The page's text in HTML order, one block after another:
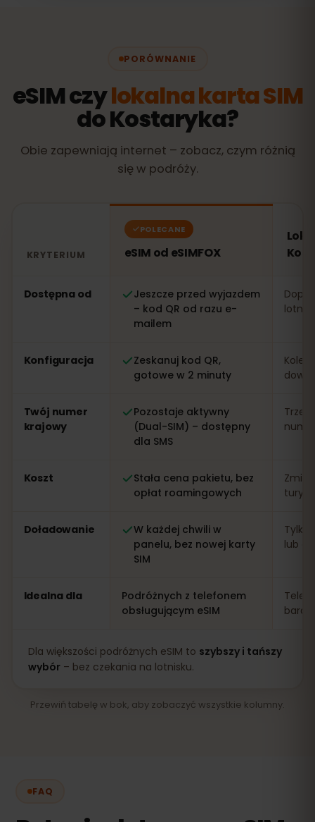
PORÓWNANIE
eSIM czylokalna karta SIM
do Kostaryka?
Obie zapewniają internet – zobacz, czym różnią
się w podróży.
KRYTERIUM
POLECANE
eSIM od eSIMFOX
Dostępna od
Jeszcze przed wyjazdem
– kod QR od razu e-
mailem
Konfiguracja
Zeskanuj kod QR,
gotowe w 2 minuty
Twój numer
krajowy
Pozostaje aktywny
(Dual-SIM) – dostępny
dla SMS
Koszt
Stała cena pakietu, bez
opłat roamingowych
Doładowanie
W każdej chwili w
panelu, bez nowej karty
SIM
Tylko
lub
Idealna dla
Podróżnych z telefonem
obsługującym eSIM
Dla większości podróżnych eSIM to szybszy i tańszy
wybór– bez czekania na lotnisku.
Przewiń tabelę w bok, aby zobaczyć wszystkie kolumny.
FAQ